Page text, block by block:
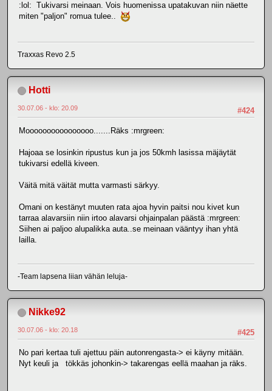
:lol: Tukivarsi meinaan. Vois huomenissa upatakuvan niin näette
miten "paljon" romua tulee..
Traxxas Revo 2.5
Hotti
#424
30.07.06 - klo: 20.09
Moooooooooooooooo.......Räks :mrgreen:
Hajoaa se losinkin ripustus kun ja jos 50kmh lasissa mäjäytät
tukivarsi edellä kiveen.
Väitä mitä väität mutta varmasti särkyy.
Omani on kestänyt muuten rata ajoa hyvin paitsi nou kivet kun
tarraa alavarsiin niin irtoo alavarsi ohjainpalan päästä :mrgreen:
Siihen ai paljoo alupalikka auta..se meinaan vääntyy ihan yhtä
lailla.
-Team lapsena liian vähän leluja-
Nikke92
#425
30.07.06 - klo: 20.18
No pari kertaa tuli ajettuu päin autonrengasta-> ei käyny mitään.
Nyt keuli ja tökkäs johonkin-> takarengas eellä maahan ja räks.